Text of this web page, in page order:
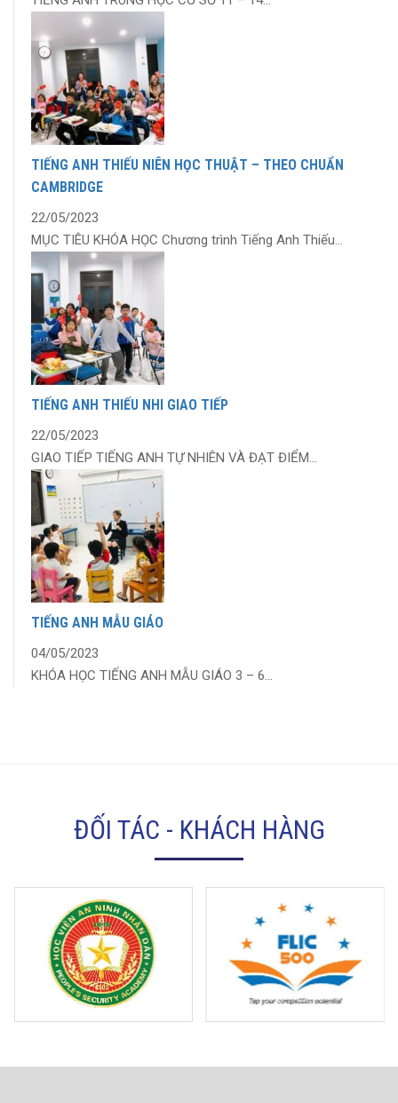
TIẾNG ANH THIẾU NIÊN HỌC THUẬT – THEO CHUẨN
CAMBRIDGE
22/05/2023
MỤC TIÊU KHÓA HỌC Chương trình Tiếng Anh Thiếu...
TIẾNG ANH THIẾU NHI GIAO TIẾP
22/05/2023
GIAO TIẾP TIẾNG ANH TỰ NHIÊN VÀ ĐẠT ĐIỂM...
TIẾNG ANH MẪU GIÁO
04/05/2023
KHÓA HỌC TIẾNG ANH MẪU GIÁO 3 – 6...
ĐỐI TÁC - KHÁCH HÀNG